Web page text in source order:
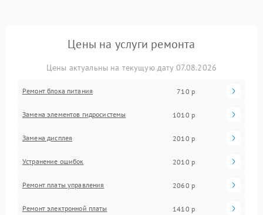
Цены на услуги ремонта
Цены актуальны на текущую дату 07.08.2026
Ремонт блока питания 710 р
Замена элементов гидросистемы 1010 р
Замена дисплея 2010 р
Устранение ошибок 2010 р
Ремонт платы управления 2060 р
Ремонт электронной платы 1410 р